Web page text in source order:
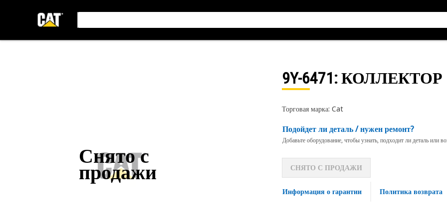
Снято с
продажи
9Y-6471: КОЛЛЕКТОР
Торговая марка: Cat
Подойдет ли деталь / нужен ремонт?
Добавьте оборудование, чтобы узнать, подходит ли деталь или
СНЯТО С ПРОДАЖИ
Информация о гарантии Политика возврата